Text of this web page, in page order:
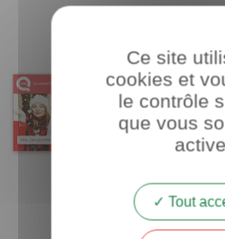
Ce site
cookies et
le contrôle
que vous
Tout